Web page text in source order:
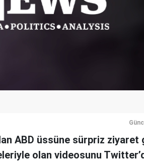
ABD üssüne sürpriz
olan videosunu